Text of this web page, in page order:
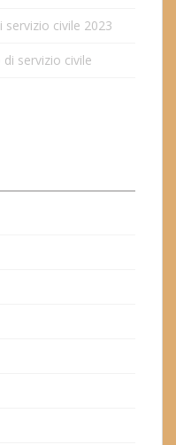
servizio civile 2023
di servizio civile